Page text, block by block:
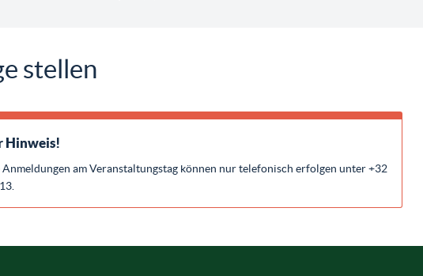
stellen
Hinweis!
am Veranstaltungstag können nur telefonisch erfolgen unter +32